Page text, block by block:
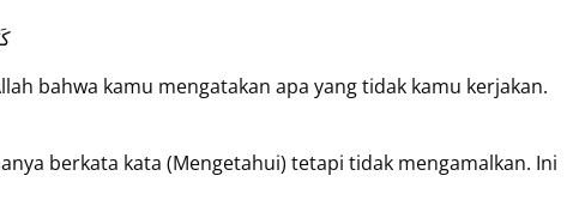
bahwa kamu mengatakan apa yang tidak kamu kerjakan.
berkata kata (Mengetahui) tetapi tidak mengamalkan. Ini